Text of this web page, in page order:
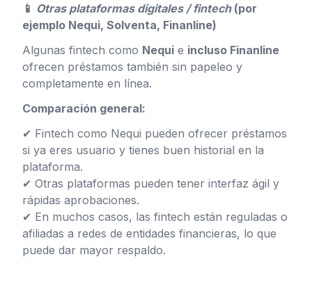
📱 Otras plataformas digitales / fintech(por
ejemplo Nequi, Solventa, Finanline)
Algunas fintech como Nequi e incluso Finanline
ofrecen préstamos también sin papeleo y
completamente en línea.
Comparación general:
✔ Fintech como Nequi pueden ofrecer préstamos
si ya eres usuario y tienes buen historial en la
plataforma.
✔ Otras plataformas pueden tener interfaz ágil y
rápidas aprobaciones.
✔ En muchos casos, las fintech están reguladas o
afiliadas a redes de entidades financieras, lo que
puede dar mayor respaldo.